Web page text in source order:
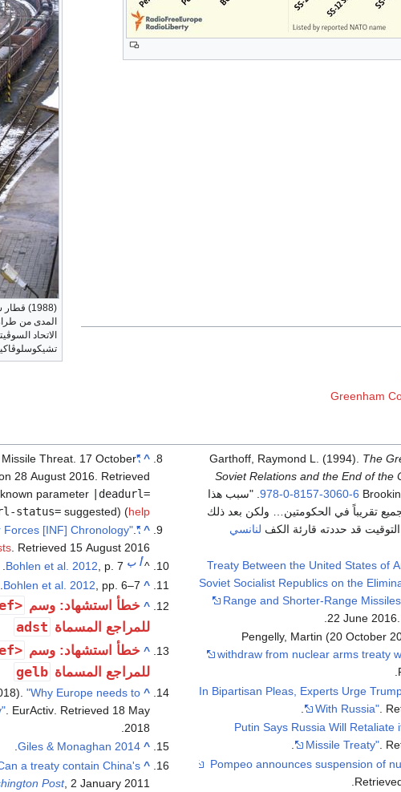
(1988)
المدى من
الاتحاد
Greenham
Garthoff, Raymond L. (1994). The
Soviet Relations and the End of the
978-0-8157-3060-6
.
سبب هذا
التوقيت الدقيق… كان لغزاً للجميع تقريباً في الحكومتين… ولكن بعد ذلك
قد حددته قارئة الكف لنانسي
"Treaty Between the United States of
Soviet Socialist Republics on the
Range and Shorter-Range
22 June 2016
Pengelly, Martin (20 October
withdraw from nuclear arms treaty
.
"In Bipartisan Pleas, Experts Urge
With Russia" .
"Putin Says Russia Will
Missile Treaty" .
^
"RSD-10 MOD 1/-MOD 2 (SS-20)"
. Missile Threat. 17 October
28 August 2016 . Retrieved
parameter |deadurl=
status= suggested) (help
^
"Intermediate-Range Nuclear Forces [INF] Chronology"
.
. Retrieved 15 August 2016
^أ ب Bohlen et al. 2012, p. 7.
^
Bohlen et al. 2012 , pp. 6–7.
^ خطأ استشهاد: وسم <ref>
للمراجع المسماة adst
^ خطأ استشهاد: وسم <ref>
للمراجع المسماة gelb
^
"Why Europe needs to
. EurActiv . Retrieved 18 May
2018
^
Giles & Monaghan 2014
.
^
a treaty contain China's
Post, 2 January 2011.